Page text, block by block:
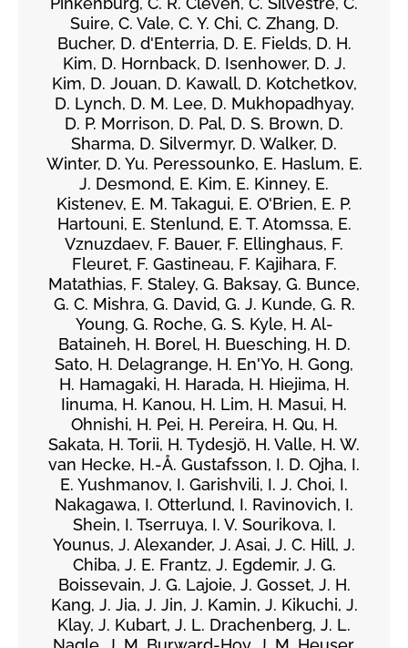
Suire, C. Vale, C. Y. Chi, C. Zhang, D.
Bucher, D. d'Enterria, D. E. Fields, D. H.
Kim, D. Hornback, D. Isenhower, D. J.
Kim, D. Jouan, D. Kawall, D. Kotchetkov,
D. Lynch, D. M. Lee, D. Mukhopadhyay,
D. P. Morrison, D. Pal, D. S. Brown, D.
Sharma, D. Silvermyr, D. Walker, D.
Winter, D. Yu. Peressounko, E. Haslum, E.
J. Desmond, E. Kim, E. Kinney, E.
Kistenev, E. M. Takagui, E. O'Brien, E. P.
Hartouni, E. Stenlund, E. T. Atomssa, E.
Vznuzdaev, F. Bauer, F. Ellinghaus, F.
Fleuret, F. Gastineau, F. Kajihara, F.
Matathias, F. Staley, G. Baksay, G. Bunce,
G. C. Mishra, G. David, G. J. Kunde, G. R.
Young, G. Roche, G. S. Kyle, H. Al-
Bataineh, H. Borel, H. Buesching, H. D.
Sato, H. Delagrange, H. En'Yo, H. Gong,
H. Hamagaki, H. Harada, H. Hiejima, H.
Iinuma, H. Kanou, H. Lim, H. Masui, H.
Ohnishi, H. Pei, H. Pereira, H. Qu, H.
Sakata, H. Torii, H. Tydesjö, H. Valle, H. W.
van Hecke, H.-Å. Gustafsson, I. D. Ojha, I.
E. Yushmanov, I. Garishvili, I. J. Choi, I.
Nakagawa, I. Otterlund, I. Ravinovich, I.
Shein, I. Tserruya, I. V. Sourikova, I.
Younus, J. Alexander, J. Asai, J. C. Hill, J.
Chiba, J. E. Frantz, J. Egdemir, J. G.
Boissevain, J. G. Lajoie, J. Gosset, J. H.
Kang, J. Jia, J. Jin, J. Kamin, J. Kikuchi, J.
Klay, J. Kubart, J. L. Drachenberg, J. L.